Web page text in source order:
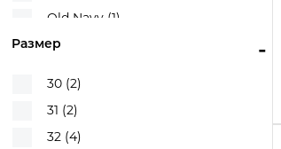
Old Navy (1)
Tommy Hilfiger (5)
-
Размер
30 (2)
31 (2)
32 (4)